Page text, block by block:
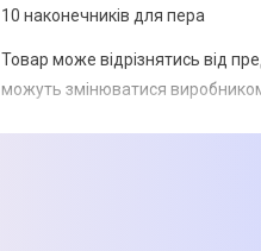
10 наконечників для пера
Товар може відрізнятись від
можуть змінюватися